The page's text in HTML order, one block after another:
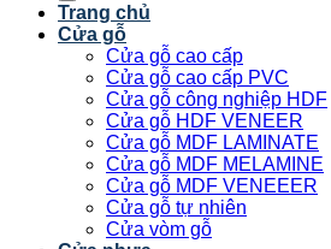
Trang chủ
Cửa gỗ
Cửa gỗ cao cấp
Cửa gỗ cao cấp PVC
Cửa gỗ công nghiệp HDF
Cửa gỗ HDF VENEER
Cửa gỗ MDF LAMINATE
Cửa gỗ MDF MELAMINE
Cửa gỗ MDF VENEEER
Cửa gỗ tự nhiên
Cửa vòm gỗ